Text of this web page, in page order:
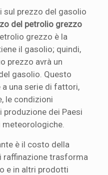
sul prezzo del gasolio
del petrolio grezzo
grezzo è la
il gasolio; quindi,
prezzo avrà un
gasolio. Questo
a una serie di fattori,
le condizioni
produzione dei Paesi
è il costo della
raffinazione trasforma
e in altri prodotti